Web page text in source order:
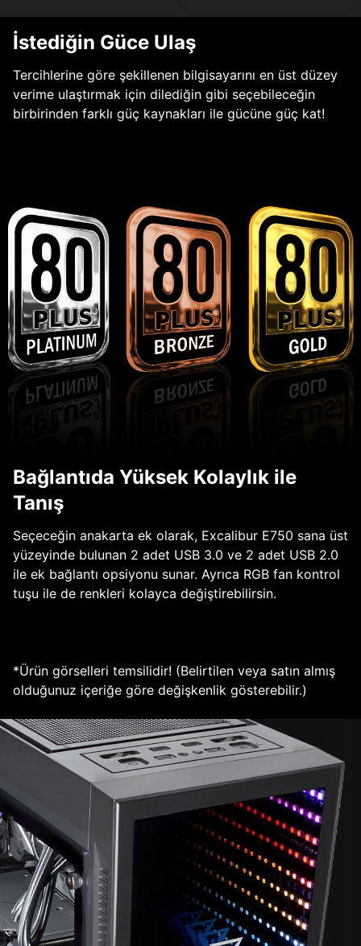
İstediğin Güce Ulaş
Tercihlerine göre şekillenen bilgisayarını en üst düzey
verime ulaştırmak için dilediğin gibi seçebileceğin
birbirinden farklı güç kaynakları ile gücüne güç kat!
Bağlantıda Yüksek Kolaylık ile
Tanış
Seçeceğin anakarta ek olarak, Excalibur E750 sana üst
yüzeyinde bulunan 2 adet USB 3.0 ve 2 adet USB 2.0
ile ek bağlantı opsiyonu sunar. Ayrıca RGB fan kontrol
tuşu ile de renkleri kolayca değiştirebilirsin.
*Ürün görselleri temsilidir! (Belirtilen veya satın almış
olduğunuz içeriğe göre değişkenlik gösterebilir.)